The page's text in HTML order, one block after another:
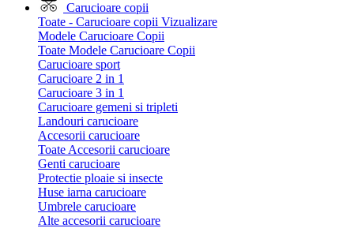
Carucioare copii
Toate - Carucioare copii Vizualizare
Modele Carucioare Copii
Toate Modele Carucioare Copii
Carucioare sport
Carucioare 2 in 1
Carucioare 3 in 1
Carucioare gemeni si tripleti
Landouri carucioare
Accesorii carucioare
Toate Accesorii carucioare
Genti carucioare
Protectie ploaie si insecte
Huse iarna carucioare
Umbrele carucioare
Alte accesorii carucioare